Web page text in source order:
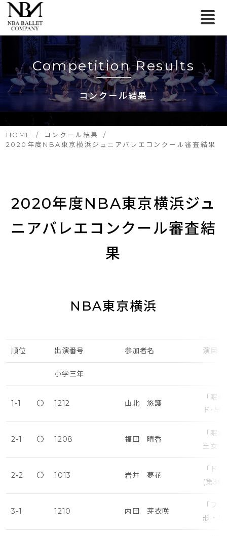
Competition Results
コンクール結果
HOME
コンクール結果
2020年度NBA東京横浜ジュニアバレエコンクール審査結果
2020年度NBA東京横浜ジュ
ニアバレエコンクール審査結
果
NBA東京横浜
順位 出演番号 参加者名 演目
小学三年
1-1 〇 1212 山北 悠護
「眠
ド･早
2-1 〇 1208 福田 晴香
「眠
王女・
2-2 〇 1013 岩井 夢花
「ド
(第3
3-1 1210 内田 芽衣咲
「フ
形・早